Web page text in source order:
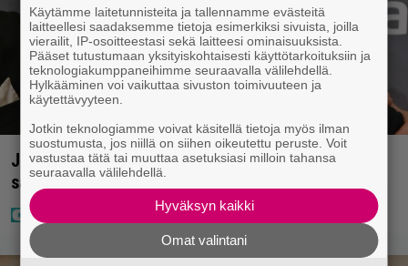
Jani Sieviseltä harvinainen kuva – ”Kaikki lapset
samaan aikaan”
Käytämme laitetunnisteita ja tallennamme evästeitä
laitteellesi saadaksemme tietoja esimerkiksi sivuista, joilla
vierailit, IP-osoitteestasi sekä laitteesi ominaisuuksista.
Pääset tutustumaan yksityiskohtaisesti käyttötarkoituksiin ja
teknologiakumppaneihimme seuraavalla välilehdellä.
Hylkääminen voi vaikuttaa sivuston toimivuuteen ja
käytettävyyteen.
Jotkin teknologiamme voivat käsitellä tietoja myös ilman
suostumusta, jos niillä on siihen oikeutettu peruste. Voit
vastustaa tätä tai muuttaa asetuksiasi milloin tahansa
seuraavalla välilehdellä.
Hyväksyn kaikki
Omat valintani